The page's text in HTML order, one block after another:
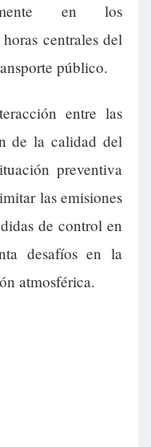
en los
centrales del
público.
entre las
de la calidad del
preventiva
las emisiones
de control en
desafíos en la
atmosférica.